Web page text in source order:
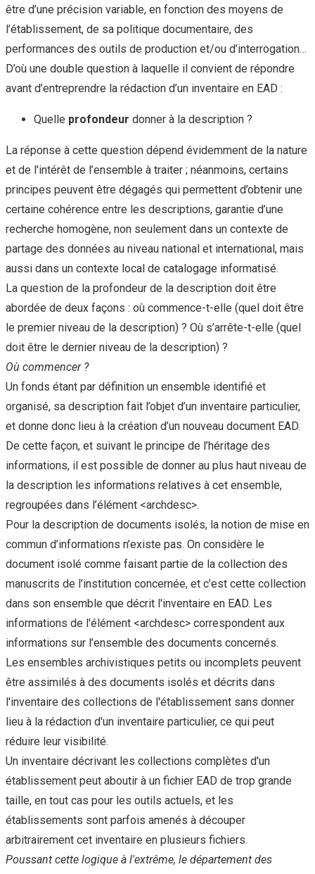
être d’une précision variable, en fonction des moyens de
l’établissement, de sa politique documentaire, des
performances des outils de production et/ou d’interrogation…
D’où une double question à laquelle il convient de répondre
avant d’entreprendre la rédaction d’un inventaire en EAD :
Quelle profondeur donner à la description ?
La réponse à cette question dépend évidemment de la nature
et de l'intérêt de l’ensemble à traiter ; néanmoins, certains
principes peuvent être dégagés qui permettent d’obtenir une
certaine cohérence entre les descriptions, garantie d’une
recherche homogène, non seulement dans un contexte de
partage des données au niveau national et international, mais
aussi dans un contexte local de catalogage informatisé.
La question de la profondeur de la description doit être
abordée de deux façons : où commence-t-elle (quel doit être
le premier niveau de la description) ? Où s’arrête-t-elle (quel
doit être le dernier niveau de la description) ?
Où commencer ?
Un fonds étant par définition un ensemble identifié et
organisé, sa description fait l’objet d’un inventaire particulier,
et donne donc lieu à la création d’un nouveau document EAD.
De cette façon, et suivant le principe de l’héritage des
informations, il est possible de donner au plus haut niveau de
la description les informations relatives à cet ensemble,
regroupées dans l’élément <archdesc>.
Pour la description de documents isolés, la notion de mise en
commun d’informations n’existe pas. On considère le
document isolé comme faisant partie de la collection des
manuscrits de l’institution concernée, et c’est cette collection
dans son ensemble que décrit l'inventaire en EAD. Les
informations de l'élément <archdesc> correspondent aux
informations sur l’ensemble des documents concernés.
Les ensembles archivistiques petits ou incomplets peuvent
être assimilés à des documents isolés et décrits dans
l'inventaire des collections de l'établissement sans donner
lieu à la rédaction d'un inventaire particulier, ce qui peut
réduire leur visibilité.
Un inventaire décrivant les collections complètes d'un
établissement peut aboutir à un fichier EAD de trop grande
taille, en tout cas pour les outils actuels, et les
établissements sont parfois amenés à découper
arbitrairement cet inventaire en plusieurs fichiers.
Poussant cette logique à l'extrême, le département des